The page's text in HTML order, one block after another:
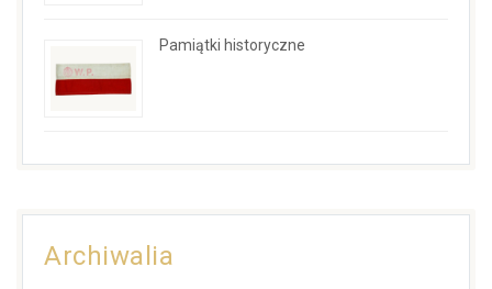
Pamiątki historyczne
Archiwalia